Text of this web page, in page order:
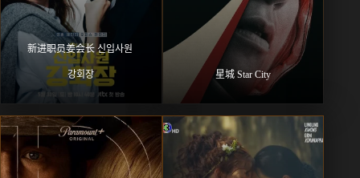
新进职员姜会长 신입사원
강회장 星城 Star City